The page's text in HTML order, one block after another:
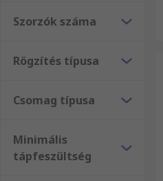
Szorzók száma
Rögzítés típusa
Csomag típusa
Minimális
tápfeszültség